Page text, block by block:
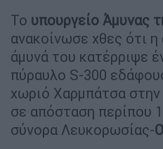
Το υπουργείο Άμυνας
ανακοίνωσε χθες ότι η
άμυνά του κατέρριψε
πύραυλο S-300
χωριό Χαρμπάτσα στην
σε απόσταση περίπου
σύνορα Λευκορωσίας-